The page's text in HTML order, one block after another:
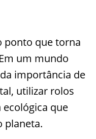
ponto que torna
um mundo
importância de
utilizar rolos
ecológica que
planeta.